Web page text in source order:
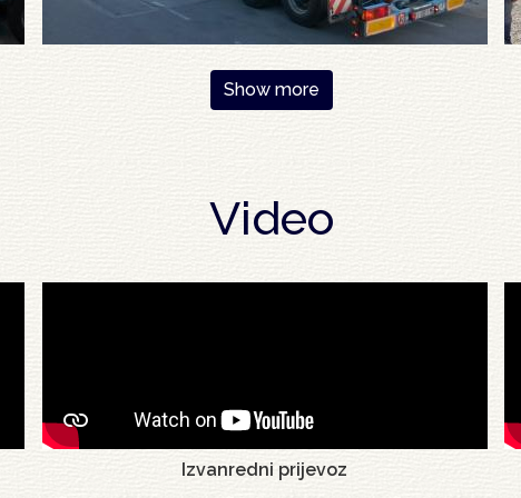
Show more
Video
Izvanredni prijevoz